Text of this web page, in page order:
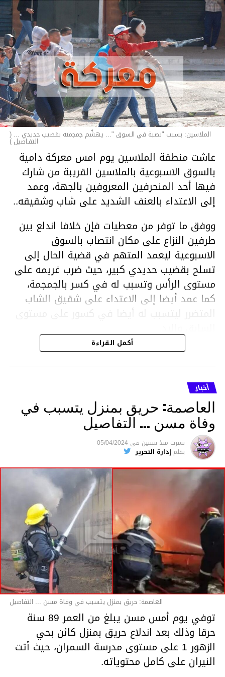
الملاسين: بسبب "نصبة في السوق "... يهشّم جمجمته بقضيب حديدي ... (
التفـاصيل )
عاشت منطقة الملاسين يوم امس معركة دامية
بالسوق الاسبوعية بالملاسين القريبة من شارك
فيها أحد المنحرفين المعروفين بالجهة، وعمد
إلى الاعتداء بالعنف الشديد على شاب وشقيقه..
ووفق ما توفر من معطيات فإن خلافا اندلع بين
طرفين النزاع على مكان انتصاب بالسوق
الاسبوعية ليعمد المتهم في قضية الحال إلى
تسلح بقضيب حديدي كبير، حيث ضرب غريمه على
مستوى الرأس وتسبب له في كسر بالجمجمة،
كما عمد أيضا إلى الاعتداء على شقيق الشاب
المتضرر ليتسبب له أيضا في كسور على مستوى
هذا وقد تمكن أعوان مركز الأمن الوطني بحي
هلال في توقيت قياسي من محاصرة المشتبه به
والقبض عليه وإحالته على التحقيق في خصوص
ما نُسبه إليه.
متابعة
قسم الاخبار
أكمل القراءة
أخبار
العاصمة: حريق بمنزل يتسبب في
وفاة مسن … التفاصيل
نشرت منذ سنتين فى 05/04/2024
بقلم إدارة التحرير
العاصمة: حريق بمنزل يتسبب في وفاة مسن ... التفاصيل
توفي يوم أمس مسن يبلغ من العمر 89 سنة
حرقا وذلك بعد اندلاع حريق بمنزل كائن بحي
الزهور 1 على مستوى مدرسة السمران، حيث أتت
النيران على كامل محتوياته.